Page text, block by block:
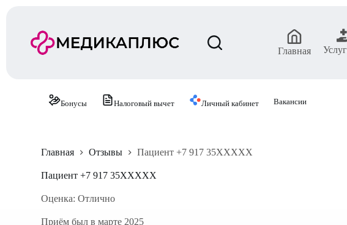
Главная
Бонусы Налоговый вычет Личный кабинет Вакансии
Главная Отзывы Пациент +7 917 35XXXXX
Пациент +7 917 35XXXXX
Оценка: Отлично
Приём был в марте 2025